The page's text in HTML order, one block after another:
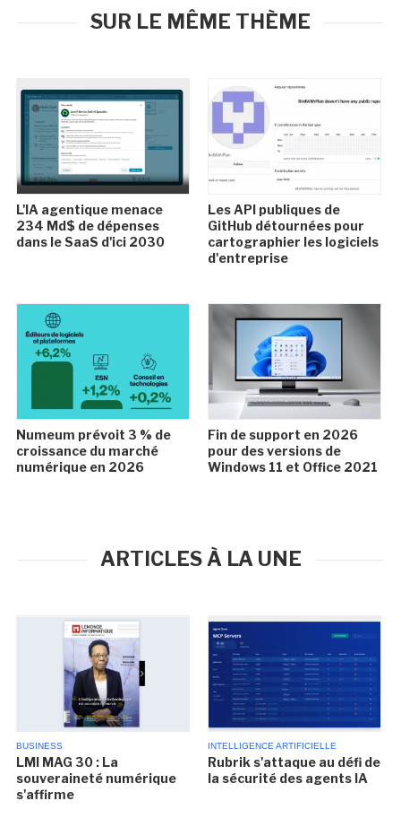
SUR LE MÊME THÈME
L'IA agentique menace
234 Md$ de dépenses
dans le SaaS d'ici 2030
Les API publiques de
GitHub détournées pour
cartographier les logiciels
d'entreprise
Numeum prévoit 3 % de
croissance du marché
numérique en 2026
Fin de support en 2026
pour des versions de
Windows 11 et Office 2021
ARTICLES À LA UNE
BUSINESS
LMI MAG 30 : La
souveraineté numérique
s'affirme
INTELLIGENCE ARTIFICIELLE
Rubrik s'attaque au défi de
la sécurité des agents IA